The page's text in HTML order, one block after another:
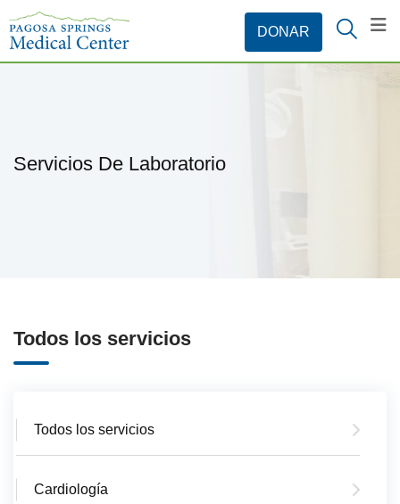
Servicios De Laboratorio
Todos los servicios
Todos los servicios
Cardiología